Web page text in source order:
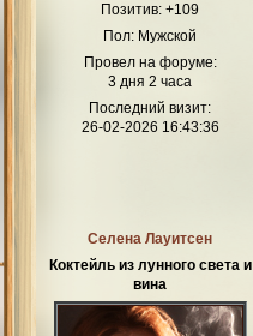
Позитив: +109
Пол: Мужской
Провел на форуме:
3 дня 2 часа
Последний визит:
26-02-2026 16:43:36
Селена Лауитсен
Коктейль из лунного света и
вина